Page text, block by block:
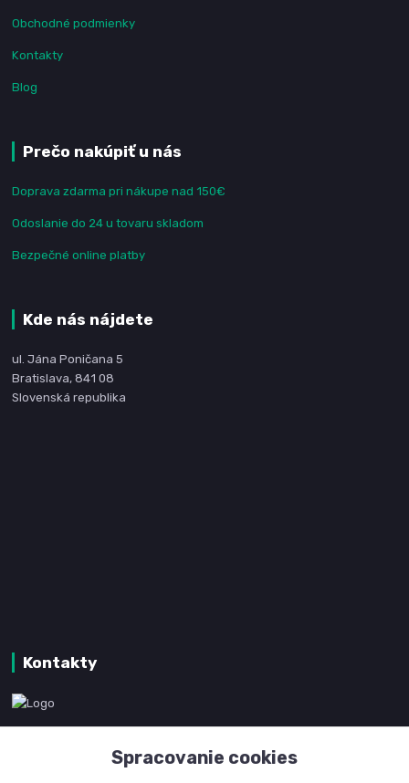
Obchodné podmienky
Kontakty
Blog
Prečo nakúpiť u nás
Doprava zdarma pri nákupe nad 150€
Odoslanie do 24 u tovaru skladom
Bezpečné online platby
Kde nás nájdete
ul. Jána Poničana 5
Bratislava, 841 08
Slovenská republika
Kontakty
Spracovanie cookies